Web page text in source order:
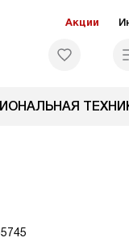
Акции